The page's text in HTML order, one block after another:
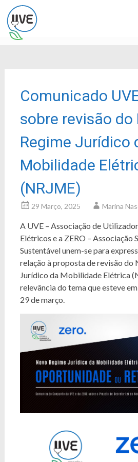
Comunicado
sobre revisão do
Regime Jurídico
Mobilidade
(NRJME)
29 Março, 2025 Marina
A UVE – Associação de
Elétricos e a ZERO – Associação
Sustentável unem-se para
relação à proposta de revisão do
Jurídico da Mobilidade Elétrica
relevância do tema que esteve
29 de março.